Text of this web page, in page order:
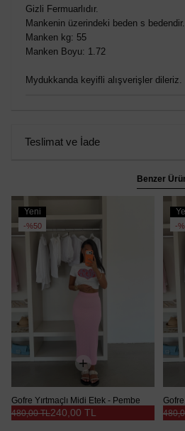
Gizli Fermuarlıdır.
Mankenin üzerindeki beden s bedendir.
Manken kg: 55
Manken Boyu: 1.72
Mydukkanda keyifli alışverişler dileriz.
Teslimat ve İade
Benzer
Yeni
Ürün
%50
Gofre Yırtmaçlı Midi Etek - Pembe
240,00 TL
480,00 TL